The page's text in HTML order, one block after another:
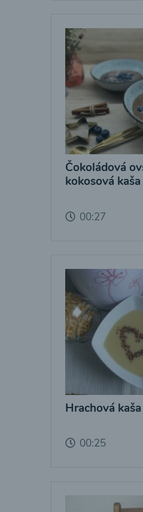
Čokoládová
kokosová kaša
00:27
Hrachová kaša
00:25